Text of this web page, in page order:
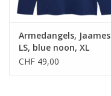
Armedangels, Jaames
LS, blue noon, XL
CHF 49,00